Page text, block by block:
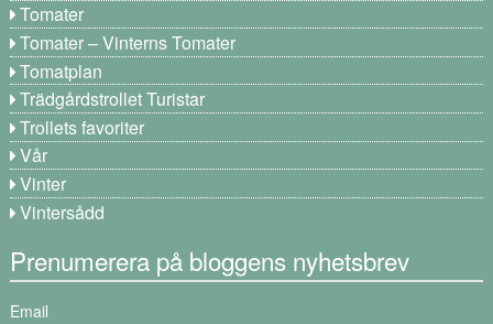
Tomater
Tomater – Vinterns Tomater
Tomatplan
Trädgårdstrollet Turistar
Trollets favoriter
Vår
Vinter
Vintersådd
Prenumerera på bloggens nyhetsbrev
Email